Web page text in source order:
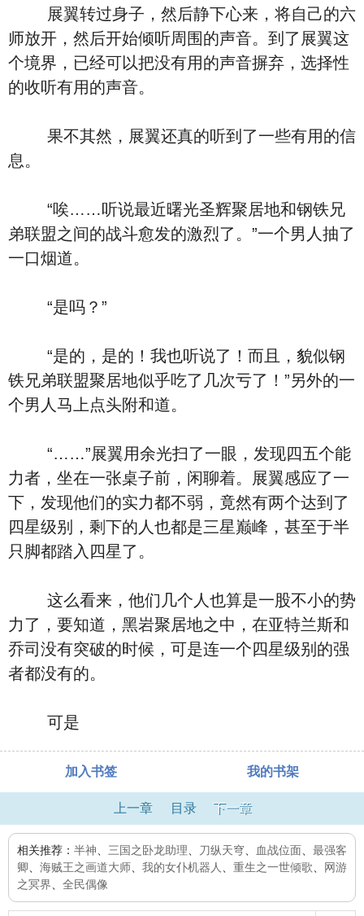
展翼转过身子，然后静下心来，将自己的六
师放开，然后开始倾听周围的声音。到了展翼这
个境界，已经可以把没有用的声音摒弃，选择性
的收听有用的声音。
果不其然，展翼还真的听到了一些有用的信
息。
“唉……听说最近曙光圣辉聚居地和钢铁兄
弟联盟之间的战斗愈发的激烈了。”一个男人抽了
一口烟道。
“是吗？”
“是的，是的！我也听说了！而且，貌似钢
铁兄弟联盟聚居地似乎吃了几次亏了！”另外的一
个男人马上点头附和道。
“……”展翼用余光扫了一眼，发现四五个能
力者，坐在一张桌子前，闲聊着。展翼感应了一
下，发现他们的实力都不弱，竟然有两个达到了
四星级别，剩下的人也都是三星巅峰，甚至于半
只脚都踏入四星了。
这么看来，他们几个人也算是一股不小的势
力了，要知道，黑岩聚居地之中，在亚特兰斯和
乔司没有突破的时候，可是连一个四星级别的强
者都没有的。
可是
加入书签 我的书架
上一章 目录 下一章
相关推荐： 半神 三国之卧龙助理 刀纵天穹 血战位面
最强客
卿
海贼王之画道大师 我的女仆机器人 重生之一世倾歌
网游
之冥界
全民偶像